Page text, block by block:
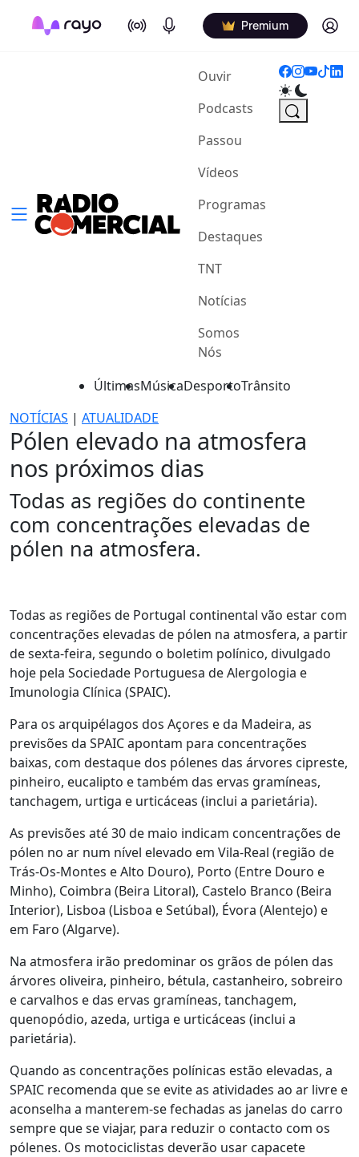
On Air Podcasts Premium Log in
Ouvir(current)
Podcasts
Passou
Vídeos
Programas
Destaques
TNT
Notícias
Somos
Nós
ÚltimasMúsicaDesportoTrânsito
NOTÍCIAS | ATUALIDADE
Pólen elevado na atmosfera
nos próximos dias
Todas as regiões do continente
com concentrações elevadas de
pólen na atmosfera.
Todas as regiões de Portugal continental vão estar com
concentrações elevadas de pólen na atmosfera, a partir
de sexta-feira, segundo o boletim polínico, divulgado
hoje pela Sociedade Portuguesa de Alergologia e
Imunologia Clínica (SPAIC).
Para os arquipélagos dos Açores e da Madeira, as
previsões da SPAIC apontam para concentrações
baixas, com destaque dos pólenes das árvores cipreste,
pinheiro, eucalipto e também das ervas gramíneas,
tanchagem, urtiga e urticáceas (inclui a parietária).
As previsões até 30 de maio indicam concentrações de
pólen no ar num nível elevado em Vila-Real (região de
Trás-Os-Montes e Alto Douro), Porto (Entre Douro e
Minho), Coimbra (Beira Litoral), Castelo Branco (Beira
Interior), Lisboa (Lisboa e Setúbal), Évora (Alentejo) e
em Faro (Algarve).
Na atmosfera irão predominar os grãos de pólen das
árvores oliveira, pinheiro, bétula, castanheiro, sobreiro
e carvalhos e das ervas gramíneas, tanchagem,
quenopódio, azeda, urtiga e urticáceas (inclui a
parietária).
Quando as concentrações polínicas estão elevadas, a
SPAIC recomenda que se evite as atividades ao ar livre e
aconselha a manterem-se fechadas as janelas do carro
sempre que se viajar, para reduzir o contacto com os
pólenes. Os motociclistas deverão usar capacete